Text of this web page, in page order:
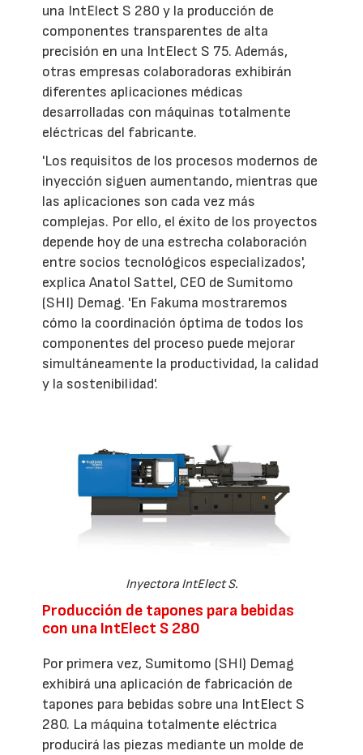
una IntElect S 280 y la producción de
componentes transparentes de alta
precisión en una IntElect S 75. Además,
otras empresas colaboradoras exhibirán
diferentes aplicaciones médicas
desarrolladas con máquinas totalmente
eléctricas del fabricante.
'Los requisitos de los procesos modernos de
inyección siguen aumentando, mientras que
las aplicaciones son cada vez más
complejas. Por ello, el éxito de los proyectos
depende hoy de una estrecha colaboración
entre socios tecnológicos especializados',
explica Anatol Sattel, CEO de Sumitomo
(SHI) Demag. 'En Fakuma mostraremos
cómo la coordinación óptima de todos los
componentes del proceso puede mejorar
simultáneamente la productividad, la calidad
y la sostenibilidad'.
Inyectora IntElect S.
Producción de tapones para bebidas
con una IntElect S 280
Por primera vez, Sumitomo (SHI) Demag
exhibirá una aplicación de fabricación de
tapones para bebidas sobre una IntElect S
280. La máquina totalmente eléctrica
producirá las piezas mediante un molde de